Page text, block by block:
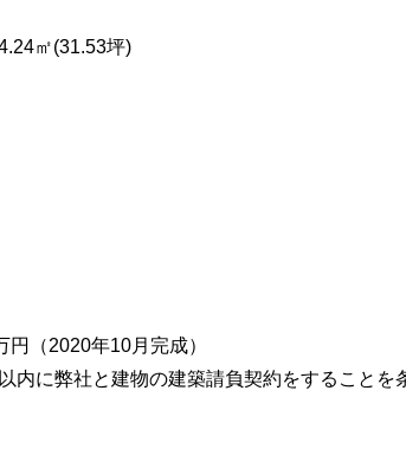
㎡(31.53坪)
（2020年10月完成）
に弊社と建物の建築請負契約をすることを